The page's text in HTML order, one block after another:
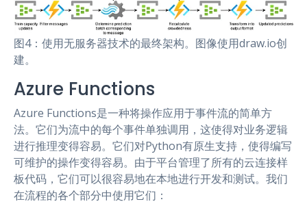
图4：使用无服务器技术的最终架构。图像使用draw.io创
建。
Azure Functions
Azure Functions是一种将操作应用于事件流的简单方
法。它们为流中的每个事件单独调用，这使得对业务逻辑
进行推理变得容易。它们对Python有原生支持，使得编写
可维护的操作变得容易。由于平台管理了所有的云连接样
板代码，它们可以很容易地在本地进行开发和测试。我们
在流程的各个部分中使用它们：